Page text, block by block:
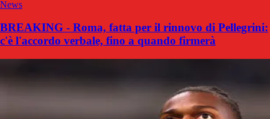
News
BREAKING - Roma, fatta per il rinnovo di Pellegrini:
c'è l'accordo verbale, fino a quando firmerà